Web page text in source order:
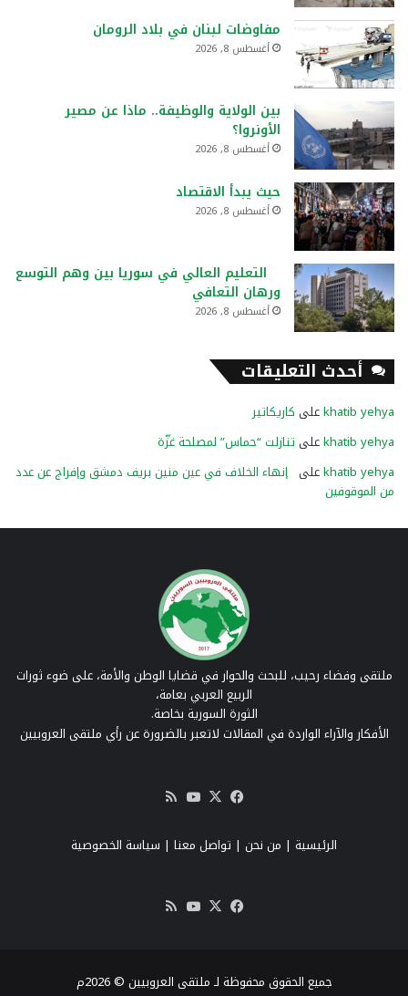
مفاوضات لبنان في بلاد الرومان
أغسطس 8, 2026
بين الولاية والوظيفة.. ماذا عن مصير
الأونروا؟
أغسطس 8, 2026
حيث يبدأ الاقتصاد
أغسطس 8, 2026
التعليم العالي في سوريا بين وهم التوسع
ورهان التعافي
أغسطس 8, 2026
أحدث التعليقات
khatib yehyaعلى كاريكاتير
khatib yehyaعلى تنازلت “حماس” لمصلحة غزّة
khatib yehyaعلى إنهاء الخلاف في عين منين بريف دمشق وإفراج عن عدد
من الموقوفين
ملتقى وفضاء رحيب، للبحث والحوار في قضايا الوطن والأمة، على ضوء ثورات
الربيع العربي بعامة،
الثورة السورية بخاصة.
الأفكار والآراء الواردة في المقالات لاتعبر بالضرورة عن رأي ملتقى العروبيين
فيسبوك
‫X
‫YouTube
RSS
الرئيسية | من نحن | تواصل معنا | سياسة الخصوصية
فيسبوك
‫X
‫YouTube
جميع الحقوق محفوظة لـ ملتقى العروبيين © 2026م